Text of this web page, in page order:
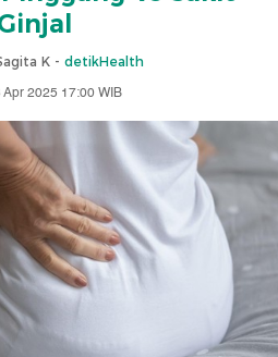
K - detikHealth
2025 17:00 WIB